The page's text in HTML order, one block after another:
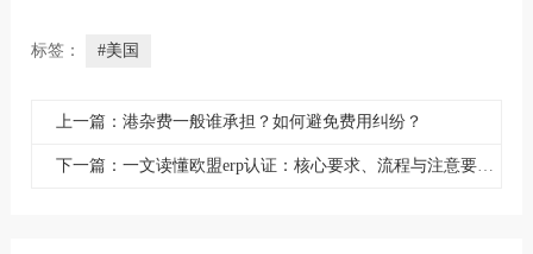
标签： #美国
上一篇：港杂费一般谁承担？如何避免费用纠纷？
下一篇：一文读懂欧盟erp认证：核心要求、流程与注意要点